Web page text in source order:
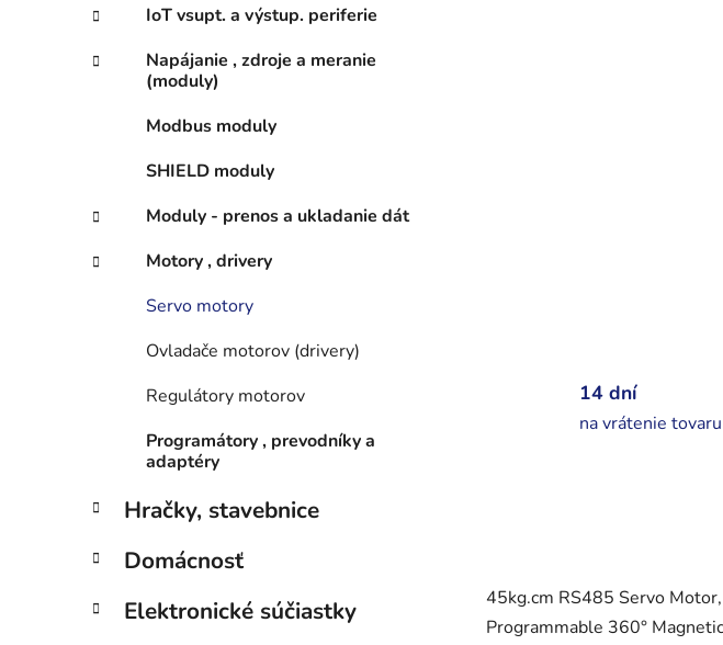
IoT vsupt. a výstup. periferie
Napájanie , zdroje a meranie
(moduly)
Modbus moduly
SHIELD moduly
Moduly - prenos a ukladanie dát
Motory , drivery
Servo motory
Ovladače motorov (drivery)
Regulátory motorov
Programátory , prevodníky a
adaptéry
Hračky, stavebnice
Domácnosť
Elektronické súčiastky
14 dní
na vrátenie tovaru
45kg.cm RS485 Servo
Programmable 360°